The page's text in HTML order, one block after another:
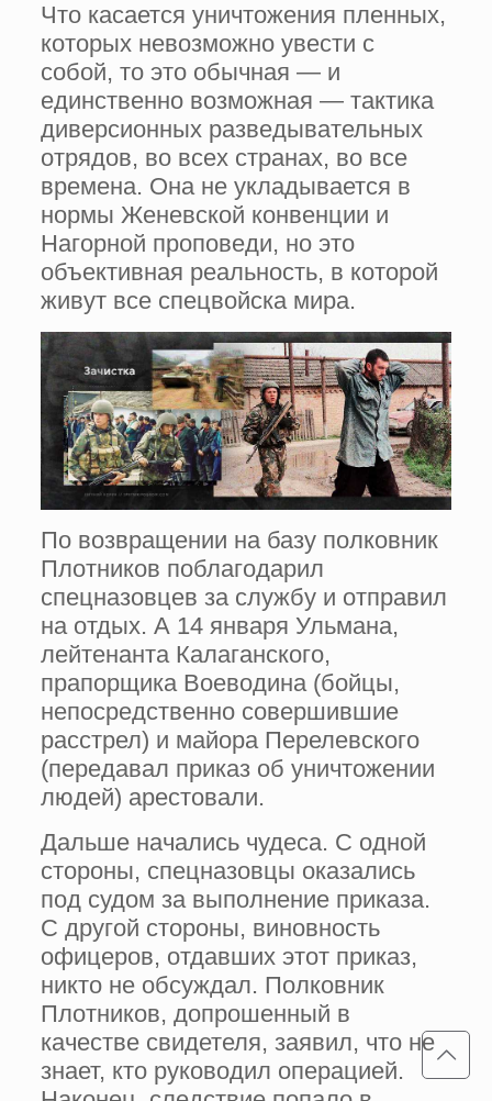
Что касается уничтожения пленных,
которых невозможно увести с
собой, то это обычная — и
единственно возможная — тактика
диверсионных разведывательных
отрядов, во всех странах, во все
времена. Она не укладывается в
нормы Женевской конвенции и
Нагорной проповеди, но это
объективная реальность, в которой
живут все спецвойска мира.
По возвращении на базу полковник
Плотников поблагодарил
спецназовцев за службу и отправил
на отдых. А 14 января Ульмана,
лейтенанта Калаганского,
прапорщика Воеводина (бойцы,
непосредственно совершившие
расстрел) и майора Перелевского
(передавал приказ об уничтожении
людей) арестовали.
Дальше начались чудеса. С одной
стороны, спецназовцы оказались
под судом за выполнение приказа.
С другой стороны, виновность
офицеров, отдавших этот приказ,
никто не обсуждал. Полковник
Плотников, допрошенный в
качестве свидетеля, заявил, что не
знает, кто руководил операцией.